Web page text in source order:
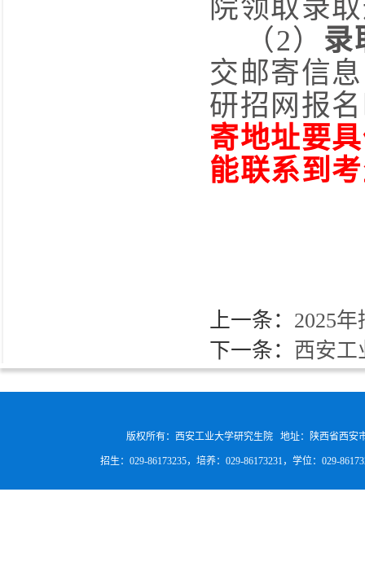
院领取录
（2） 录
交邮寄信息
研招网报
寄地址要
能联系到
上一条： 2025
下一条：
西安工
版权所有：西安工业大学研究生院 地址：陕西省西安
招生：029-86173235，培养：029-86173231，学位：029-